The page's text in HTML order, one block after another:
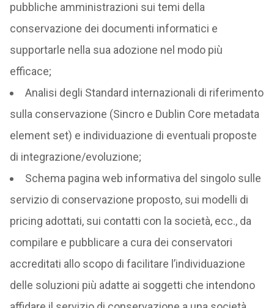
pubbliche amministrazioni sui temi della
conservazione dei documenti informatici e
supportarle nella sua adozione nel modo più
efficace;
Analisi degli Standard internazionali di riferimento
sulla conservazione (Sincro e Dublin Core metadata
element set) e individuazione di eventuali proposte
di integrazione/evoluzione;
Schema pagina web informativa del singolo sulle
servizio di conservazione proposto, sui modelli di
pricing adottati, sui contatti con la società, ecc., da
compilare e pubblicare a cura dei conservatori
accreditati allo scopo di facilitare l’individuazione
delle soluzioni più adatte ai soggetti che intendono